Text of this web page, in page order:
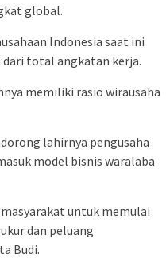
global.
Indonesia saat ini
dari total angkatan kerja.
memiliki rasio wirausaha
lahirnya pengusaha
model bisnis waralaba
untuk memulai
dan peluang
Budi.